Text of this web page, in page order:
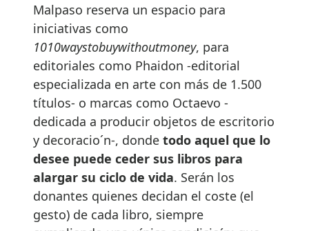
Malpaso reserva un espacio para
iniciativas como
1010waystobuywithoutmoney, para
editoriales como Phaidon -editorial
especializada en arte con más de 1.500
títulos- o marcas como Octaevo -
dedicada a producir objetos de escritorio
y decoracio´n-, donde todo aquel que lo
desee puede ceder sus libros para
alargar su ciclo de vida. Serán los
donantes quienes decidan el coste (el
gesto) de cada libro, siempre